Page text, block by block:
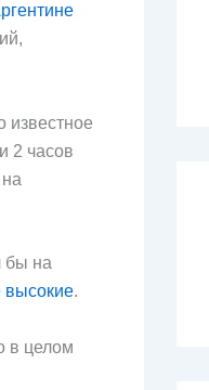
известное
2 часов
бы на
.
в целом